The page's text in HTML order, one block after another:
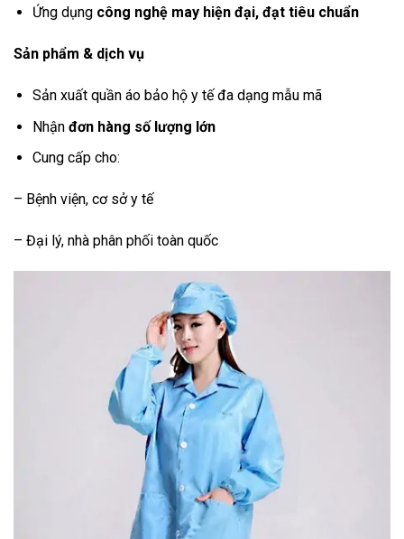
Ứng dụng công nghệ may hiện đại, đạt tiêu chuẩn
Sản phẩm & dịch vụ
Sản xuất quần áo bảo hộ y tế đa dạng mẫu mã
Nhận đơn hàng số lượng lớn
Cung cấp cho:
– Bệnh viện, cơ sở y tế
– Đại lý, nhà phân phối toàn quốc